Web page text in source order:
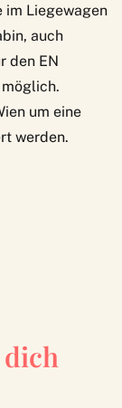
im Liegewagen
auch
den EN
möglich.
um eine
werden.